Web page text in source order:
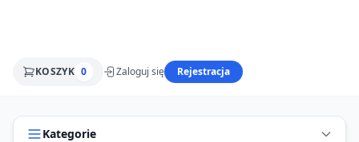
KOSZYK 0 Zaloguj się Rejestracja
Kategorie